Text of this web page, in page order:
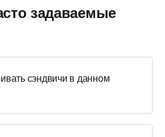
задаваемые
сэндвичи в данном